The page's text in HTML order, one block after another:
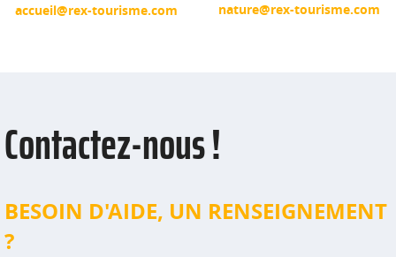
accueil@rex-tourisme.com nature@rex-tourisme.com
Contactez-nous !
BESOIN D'AIDE, UN RENSEIGNEMENT
?